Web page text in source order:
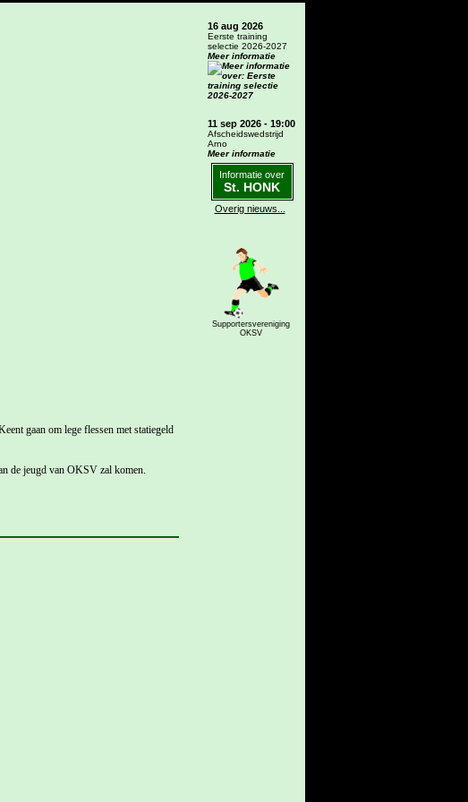
gaan om lege flessen met statiegeld
de jeugd van OKSV zal komen.
16 aug 2026
Eerste training
selectie 2026-2027
Meer informatie
11 sep 2026 - 19:00
Afscheidswedstrijd
Arno
Meer informatie
Informatie over
St. HONK
Overig nieuws...
Supportersvereniging
OKSV